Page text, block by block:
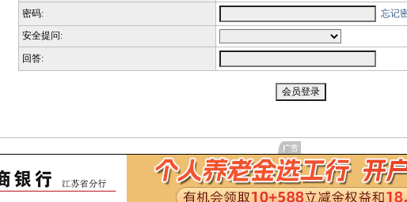
密码:
忘记
安全提问:
回答: